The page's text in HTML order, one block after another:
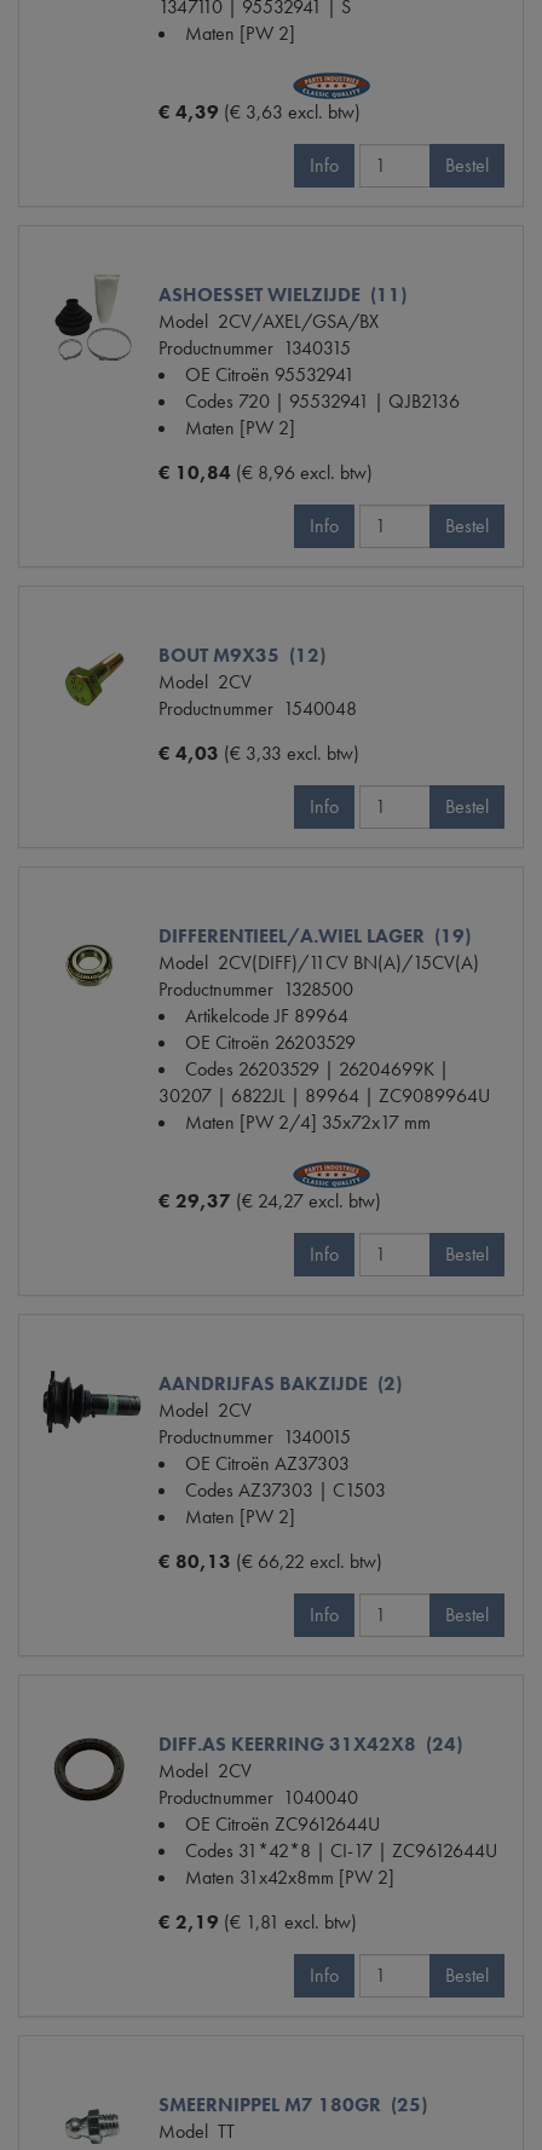
1347110 | 95532941 | S
Maten [PW 2]
€ 4,39 (€ 3,63 excl. btw)
Info Bestel
ASHOESSET WIELZIJDE (11)
Model 2CV/AXEL/GSA/BX
Productnummer 1340315
OE Citroën 95532941
Codes 720 | 95532941 | QJB2136
Maten [PW 2]
€ 10,84 (€ 8,96 excl. btw)
Info Bestel
BOUT M9X35 (12)
Model 2CV
Productnummer 1540048
€ 4,03 (€ 3,33 excl. btw)
Info Bestel
DIFFERENTIEEL/A.WIEL LAGER (19)
Model 2CV(DIFF)/11CV BN(A)/15CV(A)
Productnummer 1328500
Artikelcode JF 89964
OE Citroën 26203529
Codes 26203529 | 26204699K |
30207 | 6822JL | 89964 | ZC9089964U
Maten [PW 2/4] 35x72x17 mm
€ 29,37 (€ 24,27 excl. btw)
Info Bestel
AANDRIJFAS BAKZIJDE (2)
Model 2CV
Productnummer 1340015
OE Citroën AZ37303
Codes AZ37303 | C1503
Maten [PW 2]
€ 80,13 (€ 66,22 excl. btw)
Info Bestel
DIFF.AS KEERRING 31X42X8 (24)
Model 2CV
Productnummer 1040040
OE Citroën ZC9612644U
Codes 31*42*8 | CI-17 | ZC9612644U
Maten 31x42x8mm [PW 2]
€ 2,19 (€ 1,81 excl. btw)
Info Bestel
SMEERNIPPEL M7 180GR (25)
Model TT